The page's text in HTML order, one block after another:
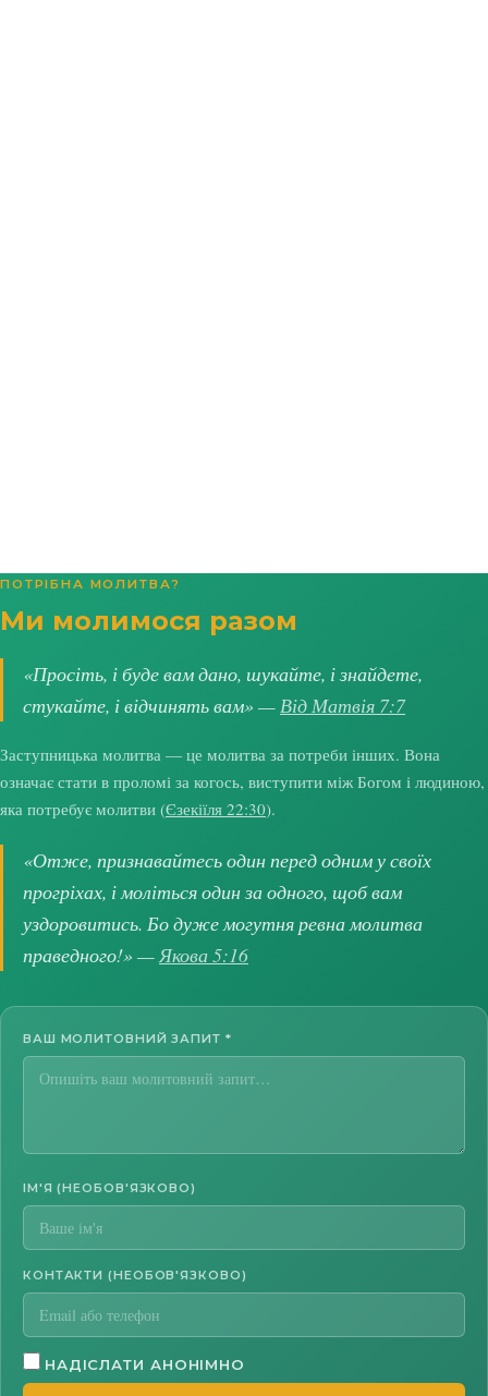
ПОТРІБНА МОЛИТВА?
Ми молимося разом
«Просіть, і буде вам дано, шукайте, і знайдете,
стукайте, і відчинять вам» —Від Матвія 7:7
Заступницька молитва — це молитва за потреби інших. Вона
означає стати в проломі за когось, виступити між Богом і людиною,
яка потребує молитви (Єзекіїля 22:30).
«Отже, признавайтесь один перед одним у своїх
прогріхах, і моліться один за одного, щоб вам
уздоровитись. Бо дуже могутня ревна молитва
праведного!» —Якова 5:16
ВАШ МОЛИТОВНИЙ ЗАПИТ *
ІМ'Я (НЕОБОВ'ЯЗКОВО)
КОНТАКТИ (НЕОБОВ'ЯЗКОВО)
НАДІСЛАТИ АНОНІМНО